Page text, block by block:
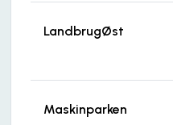
LandbrugØst
Maskinparken